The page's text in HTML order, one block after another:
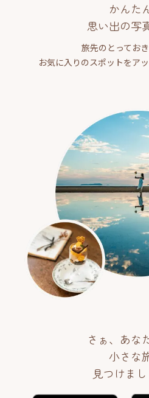
かんた
思い出の写
旅先のとっておき
お気に入りのスポットをア
さぁ、あな
小さな
見つけま